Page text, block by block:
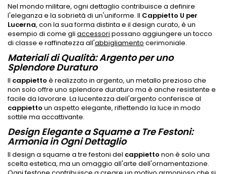
Nel mondo militare, ogni dettaglio contribuisce a definire
l'eleganza e la sobrietà di un'uniforme. Il Cappietto U per
Lucerna, con la sua forma distinta e il design curato, è un
esempio di come gli accessori possano aggiungere un tocco
di classe e raffinatezza all'abbigliamento cerimoniale.
Materiali di Qualità: Argento per uno
Splendore Duraturo
Il cappietto è realizzato in argento, un metallo prezioso che
non solo offre uno splendore duraturo ma è anche resistente e
facile da lavorare. La lucentezza dell'argento conferisce al
cappietto un aspetto elegante, riflettendo la luce in modo
sottile ma accattivante.
Design Elegante a Squame a Tre Festoni:
Armonia in Ogni Dettaglio
Il design a squame a tre festoni del cappietto non è solo una
scelta estetica, ma un omaggio all'arte dell'ornamentazione.